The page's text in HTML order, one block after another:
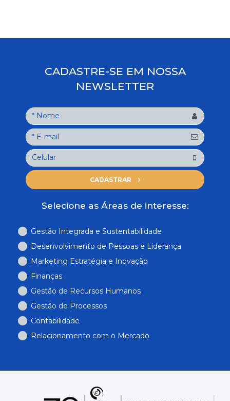
CADASTRE-SE EM NOSSA
NEWSLETTER
CADASTRAR
Selecione as Áreas de interesse:
Gestão Integrada e Sustentabilidade
Desenvolvimento de Pessoas e Liderança
Marketing Estratégia e Inovação
Finanças
Gestão de Recursos Humanos
Gestão de Processos
Contabilidade
Relacionamento com o Mercado